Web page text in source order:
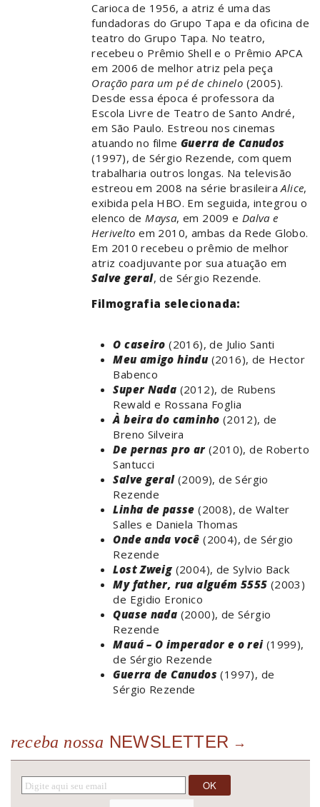
Carioca de 1956, a atriz é uma das
fundadoras do Grupo Tapa e da oficina de
teatro do Grupo Tapa. No teatro,
recebeu o Prêmio Shell e o Prêmio APCA
em 2006 de melhor atriz pela peça
Oração para um pé de chinelo (2005).
Desde essa época é professora da
Escola Livre de Teatro de Santo André,
em São Paulo. Estreou nos cinemas
atuando no filme Guerra de Canudos
(1997), de Sérgio Rezende, com quem
trabalharia outros longas. Na televisão
estreou em 2008 na série brasileiraAlice,
exibida pela HBO. Em seguida, integrou o
elenco deMaysa, em 2009 e Dalva e
Herivelto em 2010, ambas da Rede Globo.
Em 2010 recebeu o prêmio de melhor
atriz coadjuvante por sua atuação em
Salve geral, de Sérgio Rezende.
Filmografia selecionada:
O caseiro (2016), de Julio Santi
Meu amigo hindu (2016), de Hector
Babenco
Super Nada (2012), de Rubens
Rewald e Rossana Foglia
À beira do caminho (2012), de
Breno Silveira
De pernas pro ar (2010), de Roberto
Santucci
Salve geral(2009), de Sérgio
Rezende
Linha de passe (2008), de Walter
Salles e Daniela Thomas
Onde anda você (2004), de Sérgio
Rezende
Lost Zweig (2004), de Sylvio Back
My father, rua alguém 5555 (2003)
de Egidio Eronico
Quase nada (2000), de Sérgio
Rezende
Mauá – O imperador e o rei(1999),
de Sérgio Rezende
Guerra de Canudos (1997), de
Sérgio Rezende
receba nossa NEWSLETTER